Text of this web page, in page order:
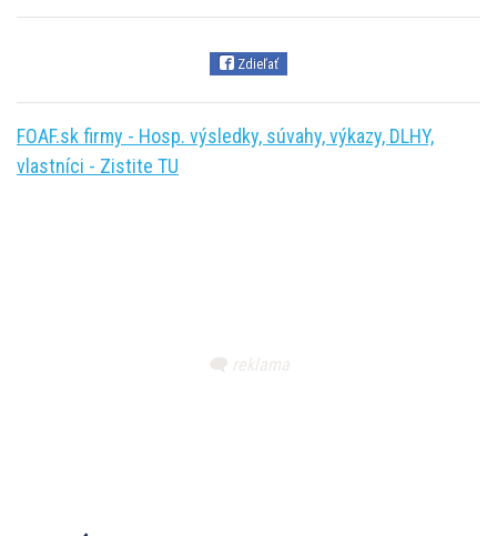
Zdieľať
FOAF.sk firmy - Hosp. výsledky, súvahy, výkazy, DLHY,
vlastníci - Zistite TU